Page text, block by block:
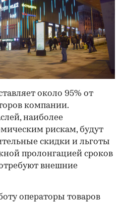
около 95% от
компании.
наиболее
рискам, будут
скидки и льготы
пролонгацией сроков
внешние
операторы товаров